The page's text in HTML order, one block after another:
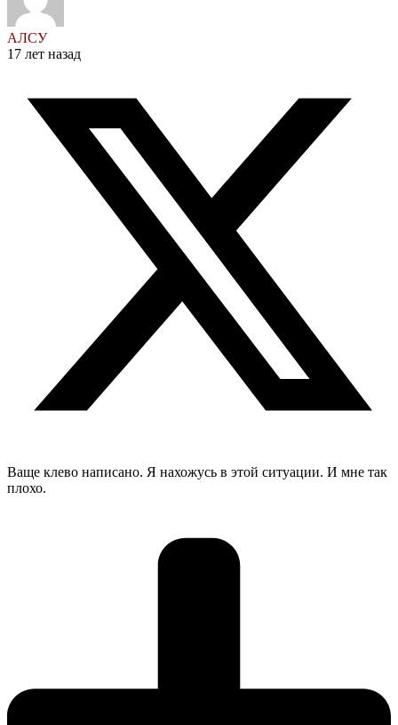
АЛСУ
17 лет назад
Ваще клево написано. Я нахожусь в этой ситуации. И мне так
плохо.